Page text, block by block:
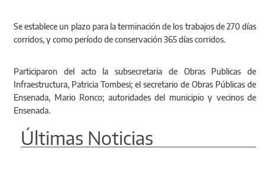
Se establece un plazo para la terminación de los trabajos de 270 días
corridos, y como período de conservación 365 días corridos.
Participaron del acto la subsecretaria de Obras Publicas de
Infraestructura, Patricia Tombesi; el secretario de Obras Públicas de
Ensenada, Mario Ronco; autoridades del municipio y vecinos de
Ensenada.
Últimas Noticias